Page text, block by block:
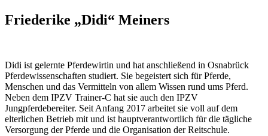
Friederike „Didi“ Meiners
Didi ist gelernte Pferdewirtin und hat anschließend in Osnabrück
Pferdewissenschaften studiert. Sie begeistert sich für Pferde,
Menschen und das Vermitteln von allem Wissen rund ums Pferd.
Neben dem IPZV Trainer-C hat sie auch den IPZV
Jungpferdebereiter. Seit Anfang 2017 arbeitet sie voll auf dem
elterlichen Betrieb mit und ist hauptverantwortlich für die tägliche
Versorgung der Pferde und die Organisation der Reitschule.